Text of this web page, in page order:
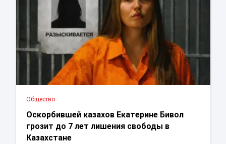
Общество
Оскорбившей казахов Екатерине Бивол
грозит до 7 лет лишения свободы в
Казахстане